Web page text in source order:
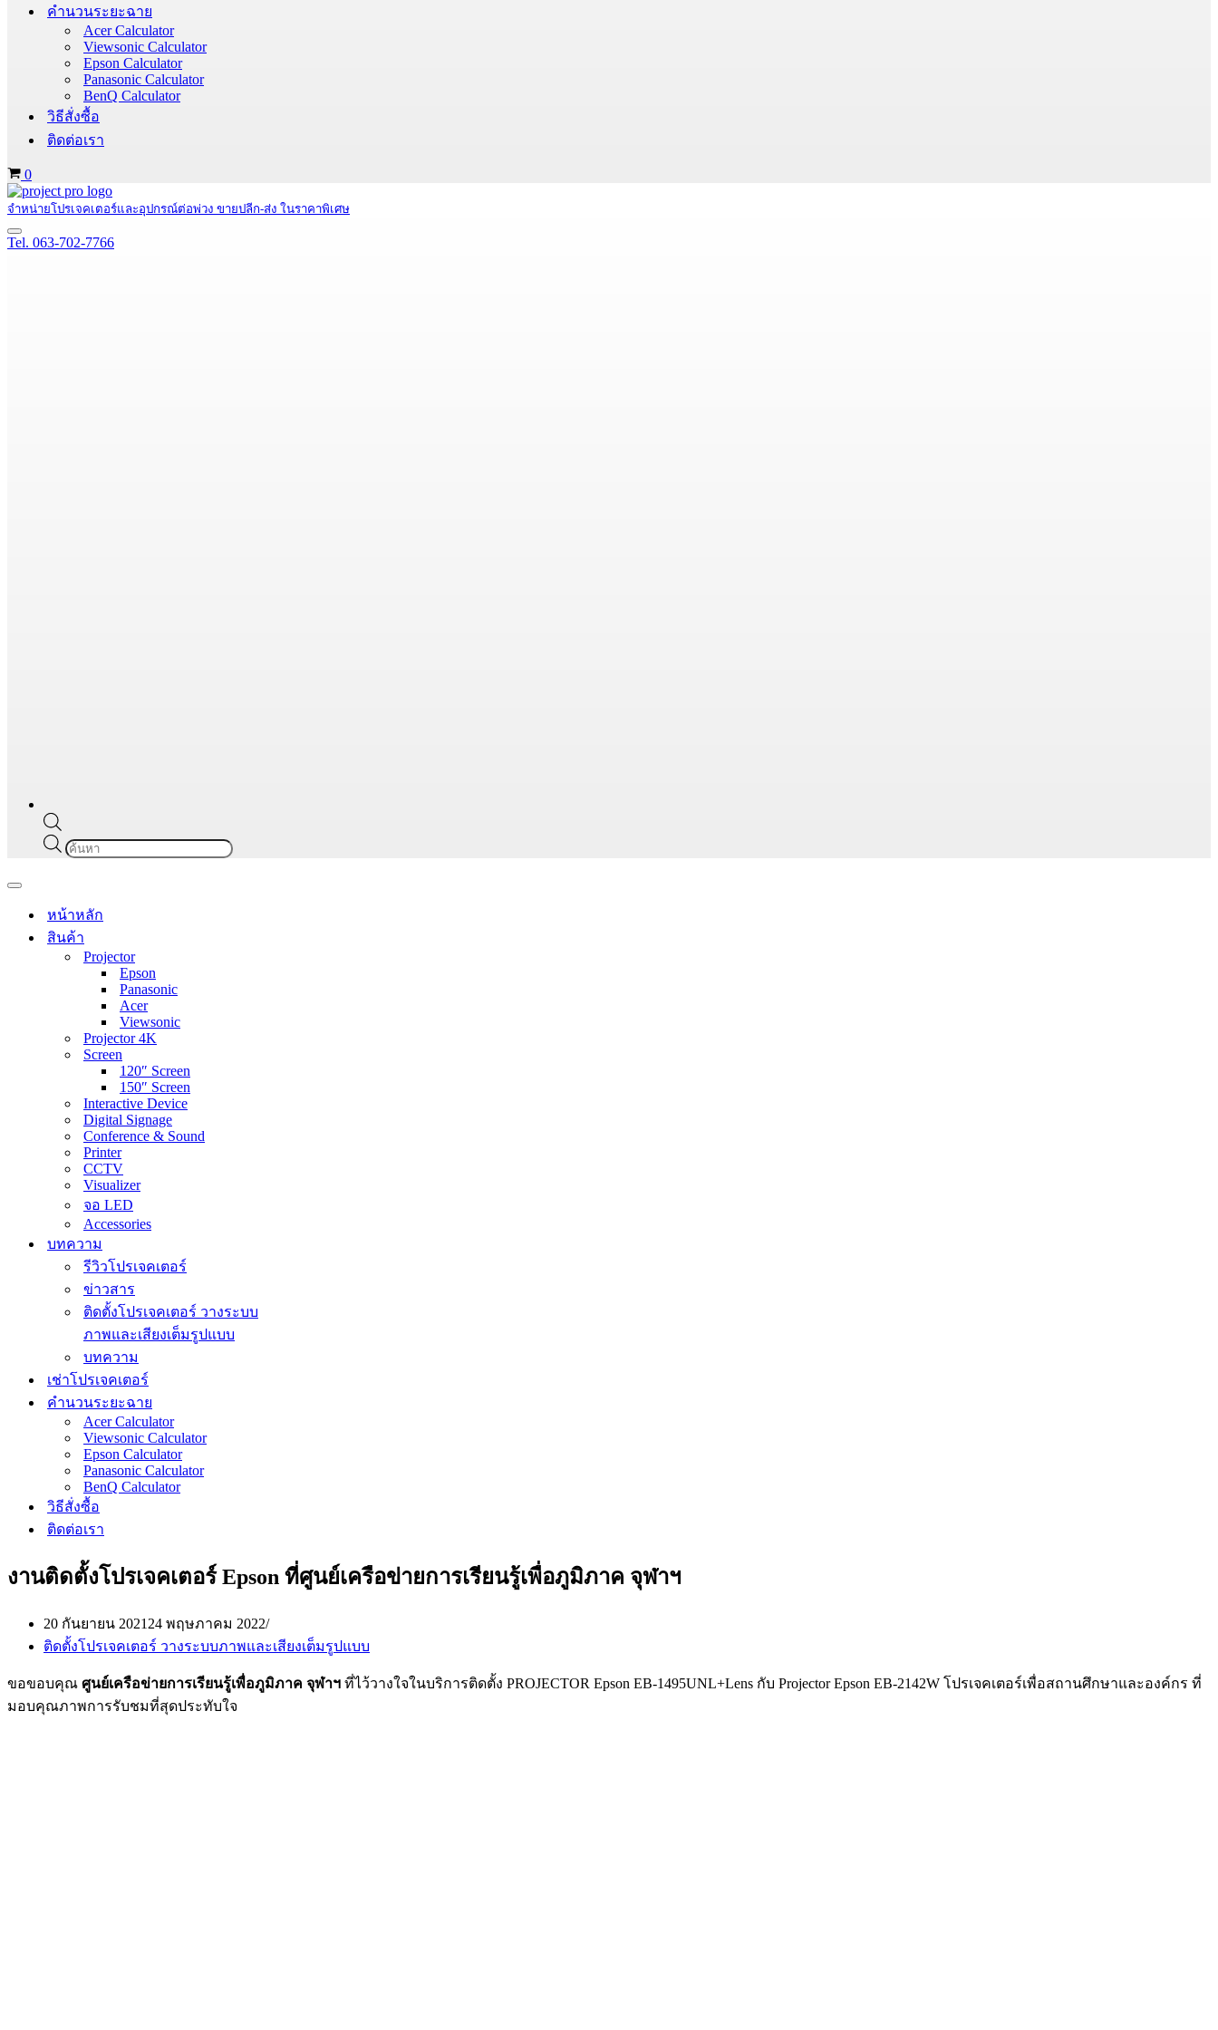
คำนวนระยะฉาย
Acer Calculator
Viewsonic Calculator
Epson Calculator
Panasonic Calculator
BenQ Calculator
วิธีสั่งซื้อ
ติดต่อเรา
Cart
0
จำหน่ายโปรเจคเตอร์และอุปกรณ์ต่อพ่วง ขายปลีก-ส่ง ในราคาพิเศษ
Navigation
Menu
Tel. 063-702-7766
Products
search
Navigation
หน้าหลัก
สินค้า
Projector
Epson
Panasonic
Acer
Viewsonic
Projector 4K
Screen
120″ Screen
150″ Screen
Interactive Device
Digital Signage
Conference & Sound
Printer
CCTV
Visualizer
จอ LED
Accessories
บทความ
รีวิวโปรเจคเตอร์
ข่าวสาร
ติดตั้งโปรเจคเตอร์ วางระบบ
ภาพและเสียงเต็มรูปแบบ
บทความ
เช่าโปรเจคเตอร์
คำนวนระยะฉาย
Acer Calculator
Viewsonic Calculator
Epson Calculator
Panasonic Calculator
BenQ Calculator
วิธีสั่งซื้อ
ติดต่อเรา
งานติดตั้งโปรเจคเตอร์ Epson ที่ศูนย์เครือข่ายการเรียนรู้เพื่อภูมิภาค จุฬาฯ
20 กันยายน 2021 24 พฤษภาคม 2022
ติดตั้งโปรเจคเตอร์ วางระบบภาพและเสียงเต็มรูปแบบ
ขอขอบคุณ ศูนย์เครือข่ายการเรียนรู้เพื่อภูมิภาค จุฬาฯ ที่ไว้วางใจในบริการติดตั้ง PROJECTOR Epson EB-1495UNL+Lens กับ Projector Epson EB-2142W โปรเจคเตอร์เพื่อสถานศึกษาและองค์กร ที่
มอบคุณภาพการรับชมที่สุดประทับใจ